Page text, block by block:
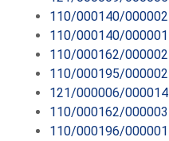
110/000140/000002
110/000140/000001
110/000162/000002
110/000195/000002
121/000006/000014
110/000162/000003
110/000196/000001